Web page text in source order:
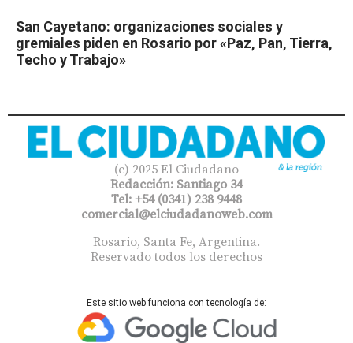
San Cayetano: organizaciones sociales y
gremiales piden en Rosario por «Paz, Pan, Tierra,
Techo y Trabajo»
(c) 2025 El Ciudadano
Redacción: Santiago 34
Tel: +54 (0341) 238 9448
comercial@elciudadanoweb.com​
Rosario, Santa Fe, Argentina.
Reservado todos los derechos
Este sitio web funciona con tecnología de: